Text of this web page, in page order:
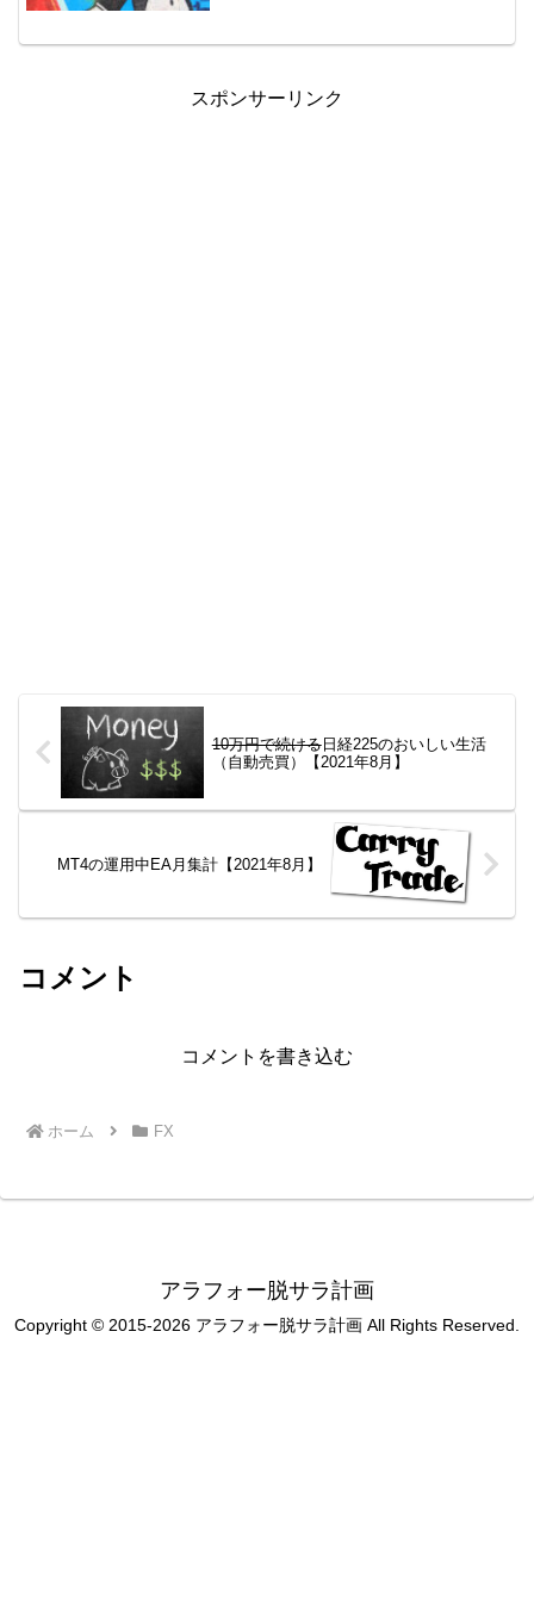
スポンサーリンク
10万円で続ける日経225のおいしい生活
（自動売買）【2021年8月】
MT4の運用中EA月集計【2021年8月】
コメント
コメントを書き込む
ホーム FX
アラフォー脱サラ計画
Copyright © 2015-2026 アラフォー脱サラ計画 All Rights Reserved.